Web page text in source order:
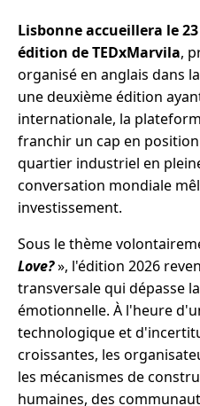
Lisbonne accueillera le
édition de TEDxMarvila,
organisé en anglais dans
une deuxième édition
internationale, la
franchir un cap en
quartier industriel en
conversation mondiale
investissement.
Sous le thème
Love?», l'édition 2026
transversale qui dépasse
émotionnelle. À l'heure
technologique et
croissantes, les
les mécanismes de
humaines, des